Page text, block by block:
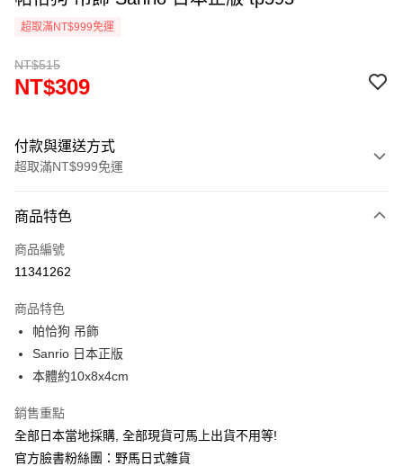
超取滿NT$999免運
NT$515
NT$309
付款與運送方式
超取滿NT$999免運
信用卡一次付款
信用卡分期付款
合作金庫商業銀行
華南商業銀行
上海商業儲蓄銀行
國泰世華商業銀行
匯豐（台灣）商業銀行
聯邦商業銀行
遠東國際商業銀行
元大商業銀行
超商取貨付款
LINE Pay
街口支付
悠遊付
商品特色
商品編號
11341262
商品特色
帕恰狗 吊飾
Sanrio 日本正版
本體約10x8x4cm
銷售重點
全部日本當地採購, 全部現貨可馬上出貨不用等!
官方臉書粉絲團：野馬日式雜貨